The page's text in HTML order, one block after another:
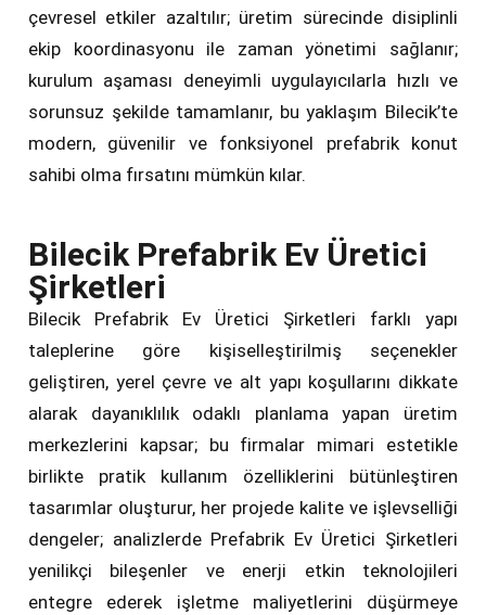
çevresel etkiler azaltılır; üretim sürecinde disiplinli
ekip koordinasyonu ile zaman yönetimi sağlanır;
kurulum aşaması deneyimli uygulayıcılarla hızlı ve
sorunsuz şekilde tamamlanır, bu yaklaşım Bilecik’te
modern, güvenilir ve fonksiyonel prefabrik konut
sahibi olma fırsatını mümkün kılar.
Bilecik Prefabrik Ev Üretici
Şirketleri
Bilecik Prefabrik Ev Üretici Şirketleri farklı yapı
taleplerine göre kişiselleştirilmiş seçenekler
geliştiren, yerel çevre ve alt yapı koşullarını dikkate
alarak dayanıklılık odaklı planlama yapan üretim
merkezlerini kapsar; bu firmalar mimari estetikle
birlikte pratik kullanım özelliklerini bütünleştiren
tasarımlar oluşturur, her projede kalite ve işlevselliği
dengeler; analizlerde Prefabrik Ev Üretici Şirketleri
yenilikçi bileşenler ve enerji etkin teknolojileri
entegre ederek işletme maliyetlerini düşürmeye